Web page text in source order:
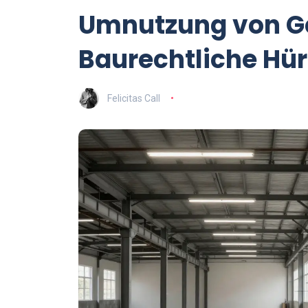
Umnutzung von
Baurechtliche
Felicitas Call